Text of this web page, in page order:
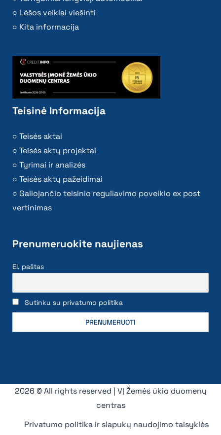
Lėšos veiklai viešinti
Kita informacija
Teisinė Informacija
Teisės aktai
Teisės aktų projektai
Tyrimai ir analizės
Teisės aktų pažeidimai
Galiojančio teisinio reguliavimo poveikio ex post
vertinimas
Prenumeruokite naujienas
El. paštas
Sutinku su privatumo politika
2026 © All rights reserved | VĮ Žemės ūkio duomenų
centras
Privatumo politika ir slapukų naudojimo taisyklės